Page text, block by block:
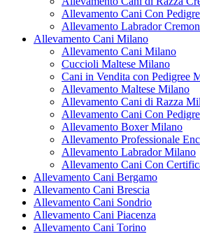
Allevamento Cani Con
Allevamento Labrador
Allevamento Cani Milano
Allevamento Cani Milano
Cuccioli Maltese Milano
Cani in Vendita con Pedigree
Allevamento Maltese Milano
Allevamento Cani di Razza
Allevamento Cani Con
Allevamento Boxer Milano
Allevamento Professionale
Allevamento Labrador Milano
Allevamento Cani Con
Allevamento Cani Bergamo
Allevamento Cani Brescia
Allevamento Cani Sondrio
Allevamento Cani Piacenza
Allevamento Cani Torino